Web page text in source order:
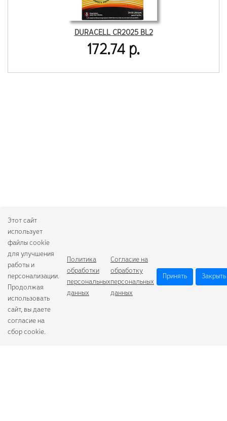
DURACELL CR2025 BL2
172.74 р.
Этот сайт
использует
файлы cookie
для улучшения
работы и
персонализации.
Продолжая
использовать
сайт, вы даете
согласие на
сбор cookie.
Политика
обработки
персональных
данных
Согласие на
обработку
персональных
данных
Принять Закрыть